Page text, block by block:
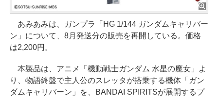
あみあみは、ガンプラ「HG 1/144 ガンダムキャリバー
ン」について、8月発送分の販売を再開している。価格
は2,200円。
本製品は、アニメ「機動戦士ガンダム 水星の魔女」よ
り、物語終盤で主人公のスレッタが搭乗する機体「ガン
ダムキャリバーン」を、BANDAI SPIRITSが展開するプ